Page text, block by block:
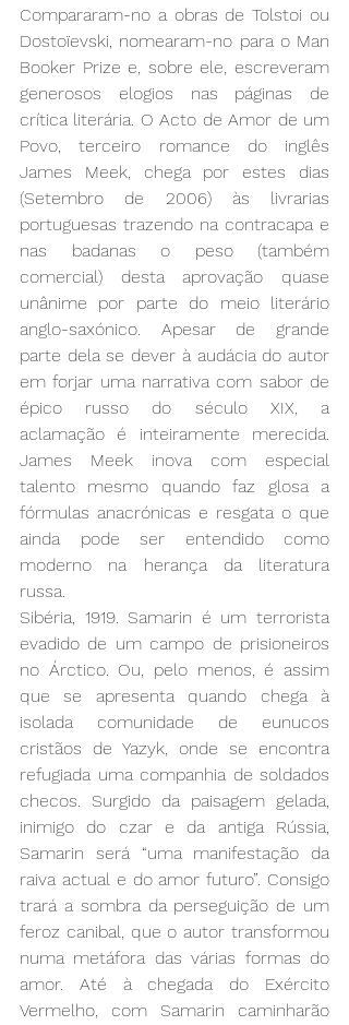
Compararam-no a obras de Tolstoi ou
Dostoïevski, nomearam-no para o Man
Booker Prize e, sobre ele, escreveram
generosos elogios nas páginas de
crítica literária. O Acto de Amor de um
Povo, terceiro romance do inglês
James Meek, chega por estes dias
(Setembro de 2006) às livrarias
portuguesas trazendo na contracapa e
nas badanas o peso (também
comercial) desta aprovação quase
unânime por parte do meio literário
anglo-saxónico. Apesar de grande
parte dela se dever à audácia do autor
em forjar uma narrativa com sabor de
épico russo do século XIX, a
aclamação é inteiramente merecida.
James Meek inova com especial
talento mesmo quando faz glosa a
fórmulas anacrónicas e resgata o que
ainda pode ser entendido como
moderno na herança da literatura
russa.
Sibéria, 1919. Samarin é um terrorista
evadido de um campo de prisioneiros
no Árctico. Ou, pelo menos, é assim
que se apresenta quando chega à
isolada comunidade de eunucos
cristãos de Yazyk, onde se encontra
refugiada uma companhia de soldados
checos. Surgido da paisagem gelada,
inimigo do czar e da antiga Rússia,
Samarin será “uma manifestação da
raiva actual e do amor futuro”. Consigo
trará a sombra da perseguição de um
feroz canibal, que o autor transformou
numa metáfora das várias formas do
amor. Até à chegada do Exército
Vermelho, com Samarin caminharão